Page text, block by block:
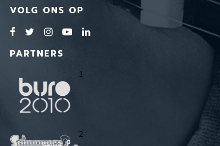
VOLG ONS OP
PARTNERS
1
2